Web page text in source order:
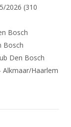
2026 (310
Bosch
Bosch
Den Bosch
Haarlem